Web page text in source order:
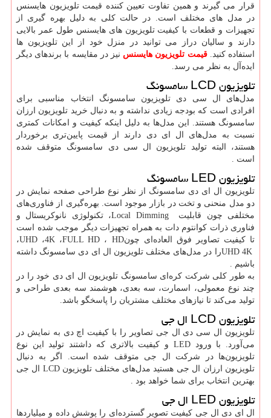
قرار می گیرند و همین تفاوت تعیین کننده قیمت تلویزیون هایسنس
در مدل های مختلف است. در حالت کلی به دلیل بهره گیری از
تجهیزات و قطعات با کیفیت تلویزیون های هایسنس طول عمر بالایی
دارند و سالیان دراز می توانید در منزل خود از این تلویزیون ها
استفاده کنید.قیمت تلویزیون هایسنس نیز در مقایسه با برندهای دیگر
ایده‌آل به نظر می رسد.
تلویزیونLCDسامسونگ
مدل‌های ال سی دی تلویزیون سامسونگ انتخاب مناسبی برای
افرادی است که بودجه زیادی نداشته و به دنبال خرید تلویزیون ارزان
سامسونگ هستند. این مدل‌ها به دلیل اینکه کیفیت و امکانات کمتری
نسبت به مدل‌های ال ای دی دارند از قیمت پایین‌تری برخوردار
هستند، البته تولید تلویزیون ال سی دی سامسونگ متوقف شده
است
تلویزیونLEDسامسونگ
تلویزیون ال ای دی سامسونگ از نظر نوع طراحی صفحه نمایش در
دو مدل منحنی و تخت در بازار موجود است. بهره‌گیری از فناوری‌های
مختلفی چون قابلیت
Local Dimming، تکنولوژی نانوکریستال و
فناوری ذرات کوانتوم دات به همراه تجهیزات دیگر موجب شده است
تا کیفیت تصاویر فوق العاده‌ای چونHD ، FULL HD، 4K، UHD،
UHD 4Kرا در مدل‌های مختلف تلویزیون ال ای دی سامسونگ داشته
باشیم
به طور کلی شرکت کره‌ای سامسونگ تلویزیون ال ای دی خود را در
چند نوع معمولی، اسمارت، سه بعدی، هوشمند سه بعدی طراحی و
تولید می‌کند تا نیازهای مختلف مشتریان را پاسخگو باشد.
تلویزیونLCD ال جی
تلویزیون ال سی دی ال جی تصاویر را با کیفیت اچ دی به نمایش در
می‌آورد. با ورود
LED و کیفیت بالاتری که داشتند تولید این نوع
تلویزیون‌ها در شرکت ال جی متوقف شده است. اگر به دنبال
تلویزیون ارزان ال جی هستید مدل‌های مختلف تلویزیون LCD ال جی
بهترین انتخاب برای شما خواهد بود
تلویزیونLED ال جی
ال ای دی ال جی کیفیت تصویر گسترده‌ای را پوشش داده و میلیاردها